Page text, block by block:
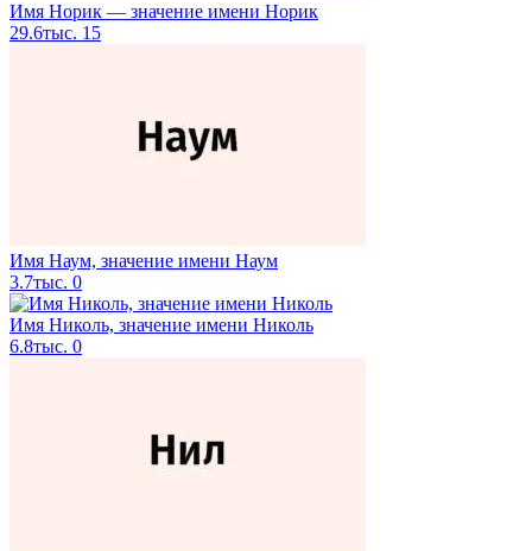
Имя Норик — значение имени Норик
29.6тыс. 15
Имя Наум, значение имени Наум
3.7тыс. 0
Имя Николь, значение имени Николь
6.8тыс. 0